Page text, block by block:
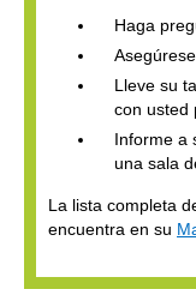
Haga
Lleve su
con usted
Informe a
una sala
La lista completa
encuentra en su